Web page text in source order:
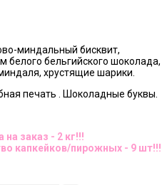
миндальный бисквит,
бельгийского шоколада,
хрустящие шарики.
печать . Шоколадные буквы.
заказ - 2 кг!!!
капкейков/пирожных - 9 шт!!!